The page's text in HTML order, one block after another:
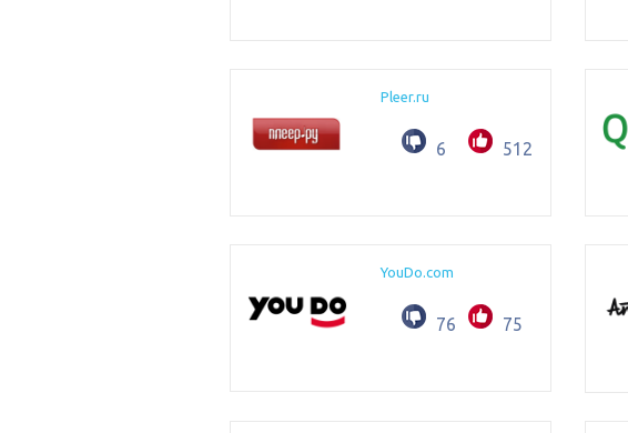
Pleer.ru
6 512
YouDo.com
76 75